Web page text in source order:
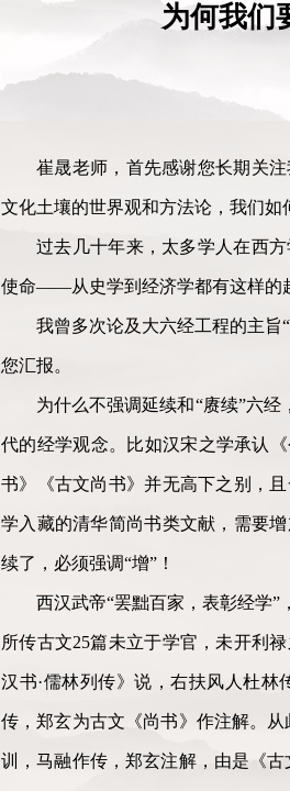
为何我们
崔晟老师，首先感谢您长期关
文化土壤的世界观和方法论，我们
过去几十年来，太多学人在西
使命——从史学到经济学都有这样的
我曾多次论及大六经工程的主旨
您汇报。
为什么不强调延续和“赓续”六
代的经学观念。比如汉宋之学承认
书》《古文尚书》并无高下之别，
学入藏的清华简尚书类文献，需要
续了，必须强调“增”！
西汉武帝“罢黜百家，表彰经学
所传古文25篇未立于学官，未开利
汉书·儒林列传》说，右扶风人杜
传，郑玄为古文《尚书》作注解。
训，马融作传，郑玄注解，由是《